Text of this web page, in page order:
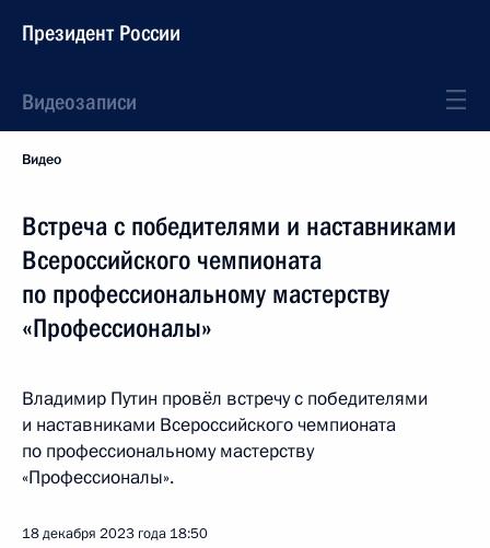
Президент России
Видеозаписи
Видео
Встреча с победителями и наставниками
Всероссийского чемпионата
по профессиональному мастерству
«Профессионалы»
Владимир Путин провёл встречу с победителями
и наставниками Всероссийского чемпионата
по профессиональному мастерству
«Профессионалы».
18 декабря 2023 года 18:50